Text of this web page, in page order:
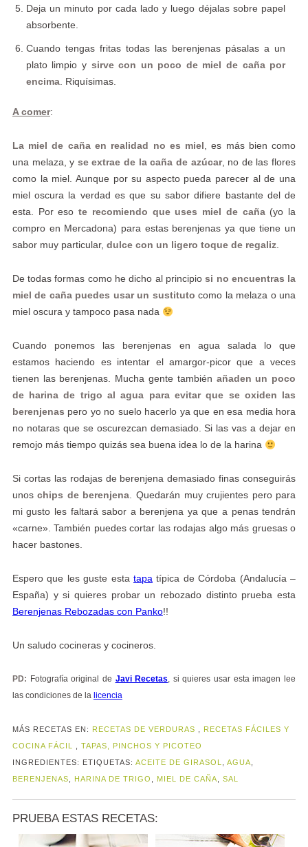
Deja un minuto por cada lado y luego déjalas sobre papel
absorbente.
Cuando tengas fritas todas las berenjenas pásalas a un
plato limpio y sirve con un poco de miel de caña por
encima. Riquísimas.
A comer:
La miel de caña en realidad no es miel, es más bien como
una melaza, y se extrae de la caña de azúcar, no de las flores
como la miel. Aunque por su aspecto pueda parecer al de una
miel oscura la verdad es que su sabor difiere bastante del de
esta. Por esote recomiendo que uses miel de caña(yo la
compro en Mercadona) para estas berenjenas ya que tiene un
sabor muy particular, dulce con un ligero toque de regaliz.
De todas formas como he dicho al principiosi no encuentras la
miel de caña puedes usar un sustituto como la melaza o una
miel oscura y tampoco pasa nada
Cuando ponemos las berenjenas en agua salada lo que
estamos haciendo es intentar el amargor-picor que a veces
tienen las berenjenas. Mucha gente también añaden un poco
de harina de trigo al agua para evitar que se oxiden las
berenjenas pero yo no suelo hacerlo ya que en esa media hora
no notaras que se oscurezcan demasiado. Si las vas a dejar en
remojo más tiempo quizás sea buena idea lo de la harina
Si cortas las rodajas de berenjena demasiado finas conseguirás
unoschips de berenjena. Quedarán muy crujientes pero para
mi gusto les faltará sabor a berenjena ya que a penas tendrán
«carne». También puedes cortar las rodajas algo más gruesas o
hacer bastones.
Espero que les guste esta tapa típica de Córdoba (Andalucía –
España) y si quieres probar un rebozado distinto prueba esta
Berenjenas Rebozadas con Panko!!
Un saludo cocineras y cocineros.
PD: Fotografía original de Javi Recetas , si quieres usar esta imagen lee
las condiciones de la licencia
MÁS RECETAS EN: RECETAS DE VERDURAS
RECETAS FÁCILES Y
COCINA FÁCIL
TAPAS, PINCHOS Y PICOTEO
INGREDIENTES:
ETIQUETAS: ACEITE DE GIRASOL AGUA
BERENJENAS
HARINA DE TRIGO MIEL DE CAÑA SAL
PRUEBA ESTAS RECETAS: